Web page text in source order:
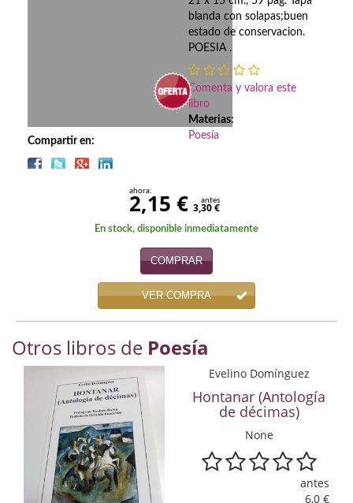
Cómic
Cuentos y relatos
Divulgación científica
Economía
Enciclopedias
Ensayo
Ensayo literario
Filosofía
Compartir en:
blanda con solapas;buen
estado de conservacion.
POESIA .
Comenta y valora este
libro
Materias:
Poesía
ahora:
2,15 € antes
3,30 €
En stock, disponible inmediatamente
COMPRAR
VER COMPRA
Otros libros de Poesía
Evelino Domínguez
Hontanar (Antología
de décimas)
None
antes
6,0 €